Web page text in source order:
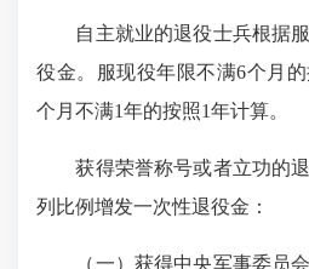
自主就业的退役士兵根据服
役金。服现役年限不满6个月
个月不满1年的按照1年计算。
获得荣誉称号或者立功的退
列比例增发一次性退役金：
（一）获得中央军事委员会